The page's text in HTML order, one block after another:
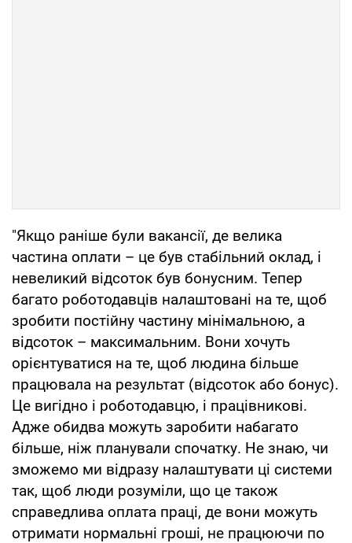
"Якщо раніше були вакансії, де велика
частина оплати – це був стабільний оклад, і
невеликий відсоток був бонусним. Тепер
багато роботодавців налаштовані на те, щоб
зробити постійну частину мінімальною, а
відсоток – максимальним. Вони хочуть
орієнтуватися на те, щоб людина більше
працювала на результат (відсоток або бонус).
Це вигідно і роботодавцю, і працівникові.
Адже обидва можуть заробити набагато
більше, ніж планували спочатку. Не знаю, чи
зможемо ми відразу налаштувати ці системи
так, щоб люди розуміли, що це також
справедлива оплата праці, де вони можуть
отримати нормальні гроші, не працюючи по